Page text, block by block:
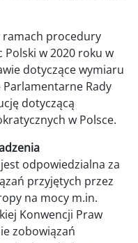
ramach procedury
w 2020 roku w
dotyczące wymiaru
Rady
dotyczącą
w Polsce.
odpowiedzialna za
przyjętych przez
na mocy m.in.
Konwencji Praw
zobowiązań